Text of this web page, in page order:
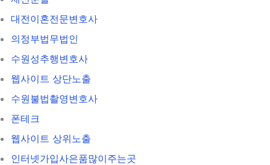
대전이혼전문변호사
의정부법무법인
수원성추행변호사
웹사이트 상단노출
수원불법촬영변호사
폰테크
웹사이트 상위노출
인터넷가입사은품많이주는곳